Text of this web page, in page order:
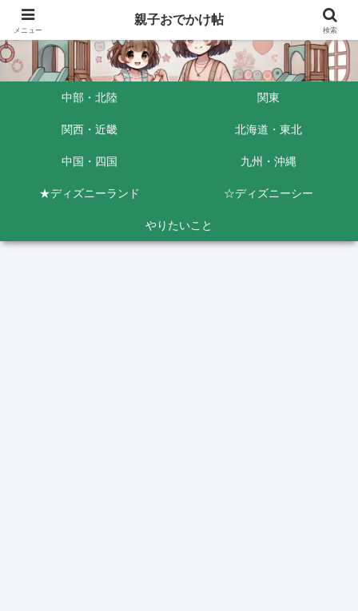
中部・北陸 関東
関西・近畿 北海道・東北
中国・四国 九州・沖縄
★ディズニーランド ☆ディズニーシー
やりたいこと
メニュー
親子おでかけ帖
検索